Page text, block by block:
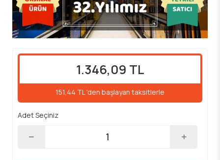
1.346,09 TL
151,44 TL 'den başlayan taksitlerle
Adet Seçiniz